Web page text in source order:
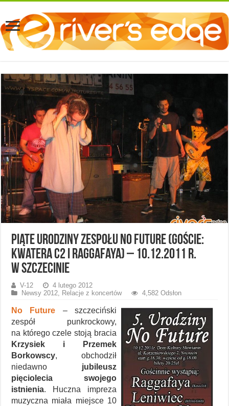
Piąte urodziny zespołu No Future (goście:
Kwatera C2 i Raggafaya) – 10.12.2011 r.
w Szczecinie
V-12
4 lutego 2012
Newsy 2012, Relacje z koncertów 4,582 Odsłon
No Future – szczeciński
zespół punkrockowy,
na którego czele stoją bracia
Krzysiek i Przemek
Borkowscy, obchodził
niedawno jubileusz
pięciolecia swojego
istnienia. Huczna impreza
muzyczna miała miejsce 10